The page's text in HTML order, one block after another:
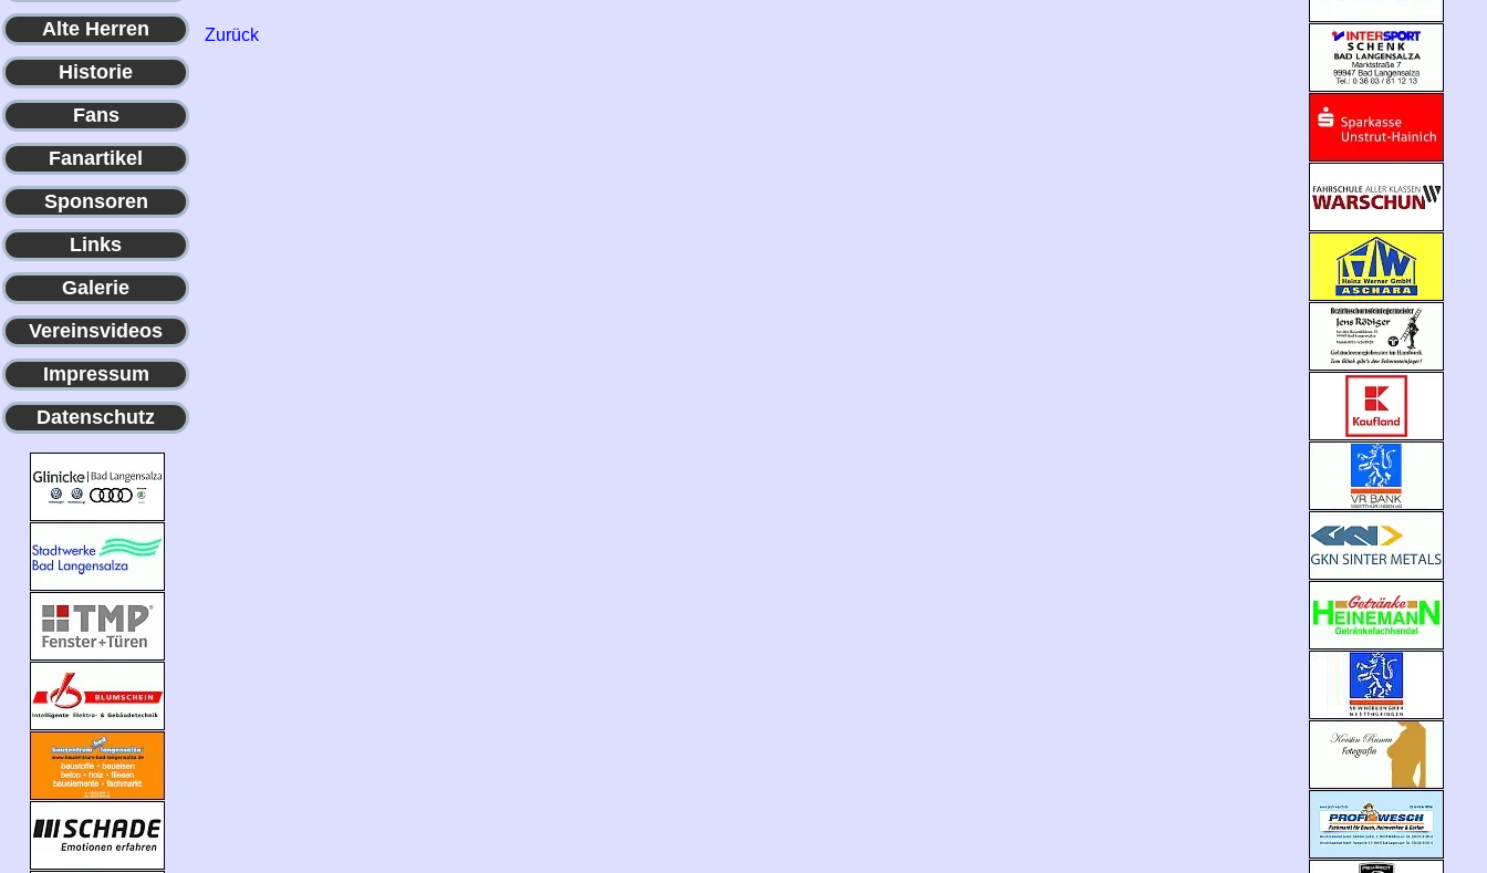
Alte Herren
Historie
Fans
Fanartikel
Sponsoren
Links
Galerie
Vereinsvideos
Impressum
Datenschutz
Zurück